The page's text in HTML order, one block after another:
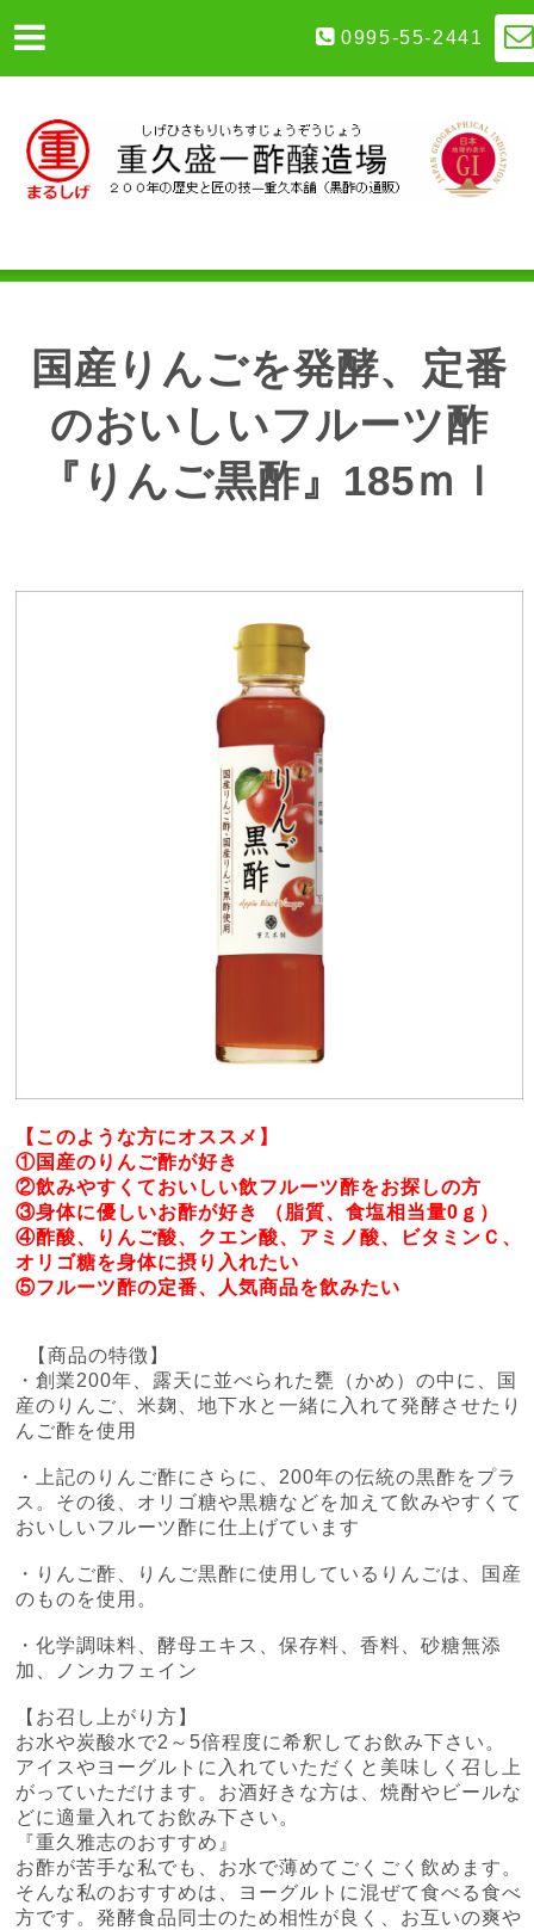
0995-55-2441
国産りんごを発酵、定番
のおいしいフルーツ酢
『りんご黒酢』185ｍｌ
【このような方にオススメ】
①国産のりんご酢が好き
②飲みやすくておいしい飲フルーツ酢をお探しの方
③身体に優しいお酢が好き （脂質、食塩相当量0ｇ）
④酢酸、りんご酸、クエン酸、アミノ酸、ビタミンＣ、
オリゴ糖を身体に摂り入れたい
⑤フルーツ酢の定番、人気商品を飲みたい
【商品の特徴】
・創業200年、露天に並べられた甕（かめ）の中に、国
産のりんご、米麹、地下水と一緒に入れて発酵させたり
んご酢を使用
・上記のりんご酢にさらに、200年の伝統の黒酢をプラ
ス。その後、オリゴ糖や黒糖などを加えて飲みやすくて
おいしいフルーツ酢に仕上げています
・りんご酢、りんご黒酢に使用しているりんごは、国産
のものを使用。
・化学調味料、酵母エキス、保存料、香料、砂糖無添
加、ノンカフェイン
【お召し上がり方】
お水や炭酸水で2～5倍程度に希釈してお飲み下さい。
アイスやヨーグルトに入れていただくと美味しく召し上
がっていただけます。お酒好きな方は、焼酎やビールな
どに適量入れてお飲み下さい。
『重久雅志のおすすめ』
お酢が苦手な私でも、お水で薄めてごくごく飲めます。
そんな私のおすすめは、ヨーグルトに混ぜて食べる食べ
方です。発酵食品同士のため相性が良く、お互いの爽や